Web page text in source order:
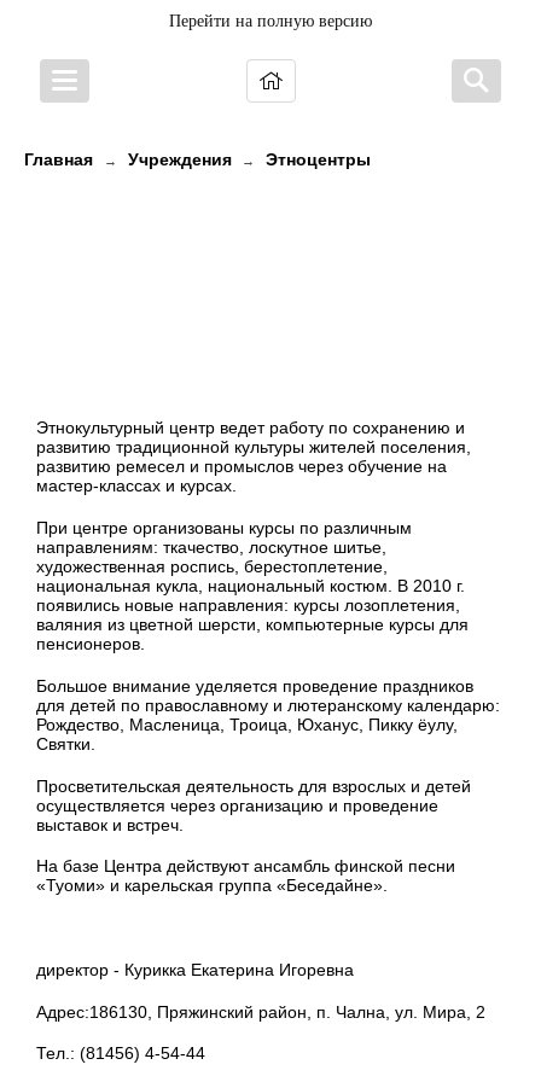
Перейти на полную версию
Главная → Учреждения → Этноцентры
Этнокультурный центр ведет работу по сохранению и
развитию традиционной культуры жителей поселения,
развитию ремесел и промыслов через обучение на
мастер-классах и курсах.
При центре организованы курсы по различным
направлениям: ткачество, лоскутное шитье,
художественная роспись, берестоплетение,
национальная кукла, национальный костюм. В 2010 г.
появились новые направления: курсы лозоплетения,
валяния из цветной шерсти, компьютерные курсы для
пенсионеров.
Большое внимание уделяется проведение праздников
для детей по православному и лютеранскому календарю:
Рождество, Масленица, Троица, Юханус, Пикку ёулу,
Святки.
Просветительская деятельность для взрослых и детей
осуществляется через организацию и проведение
выставок и встреч.
На базе Центра действуют ансамбль финской песни
«Туоми» и карельская группа «Беседайне».
директор - Курикка Екатерина Игоревна
Адрес:186130, Пряжинский район, п. Чална, ул. Мира, 2
Тел.: (81456) 4-54-44